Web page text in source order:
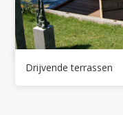
Drijvende terrassen